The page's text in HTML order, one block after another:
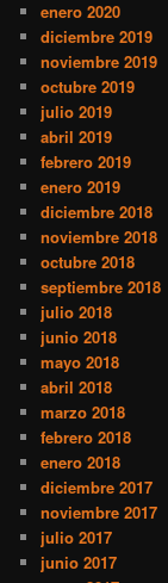
enero 2020
diciembre 2019
noviembre 2019
octubre 2019
julio 2019
abril 2019
febrero 2019
enero 2019
diciembre 2018
noviembre 2018
octubre 2018
septiembre 2018
julio 2018
junio 2018
mayo 2018
abril 2018
marzo 2018
febrero 2018
enero 2018
diciembre 2017
noviembre 2017
julio 2017
junio 2017